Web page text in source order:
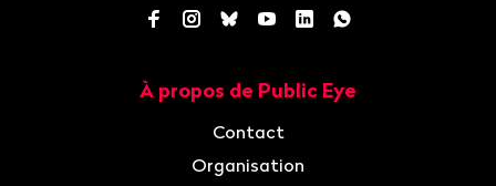
Facebook
Instagram
BlueskyYouTube
LinkedInWhatsApp
À propos de Public Eye
Contact
Organisation